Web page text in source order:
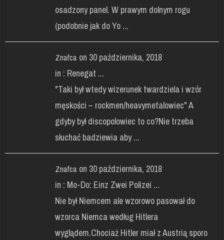
osadzony panel. W prawym dolnym rogu
(podobnie jak do Yo ...
Znafca on 30 października, 2018
in : Renegat ...
"Taki był wtedy wizerunek twardziela i wzór
męskości – rockmen/heavymetalowiec" A
gdyby był discopolowiec to co?Nie trzeba
słuchać badziewia aby ...
Znafca on 30 października, 2018
in : Mo-Do: Einz Zwei Polizei ...
Nie był Niemcem ale wzorowo pasował do
wzorca Niemca według Hitlera
wyglądem.Chociaż Hitler miał z Austrią sporo